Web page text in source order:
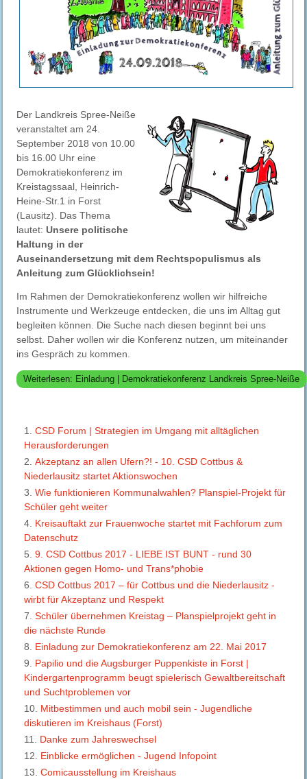
Der Landkreis Spree-Neiße
veranstaltet am 24.
September 2018 von 10.00
bis 16.00 Uhr eine
Demokratiekonferenz im
Kreistagssaal, Heinrich-
Heine-Str.1 in Forst
(Lausitz). Das Thema
lautet:Unsere politische
Haltung in der
Auseinandersetzung mit dem Rechtspopulismus als
Anleitung zum Glücklichsein!
Im Rahmen der Demokratiekonferenz wollen wir hilfreiche
Instrumente und Werkzeuge entdecken, die uns im Alltag gut
begleiten können. Die Suche nach diesen beginnt bei uns
selbst. Daher wollen wir die Konferenz nutzen, um miteinander
ins Gespräch zu kommen.
Weiterlesen: Einladung | Demokratiekonferenz Landkreis Spree-Neiße
CSD Forum | Strategien im Umgang mit alltäglichen
Herausforderungen
Akzeptanz an allen Ufern?! - 10. CSD Cottbus &
Niederlausitz startet Aktionswochen
Wie funktionieren Kommunalwahlen? Planspiel-Projekt für
Schüler geht weiter
Kreisauftakt zur Frauenwoche startet mit Fachforum zum
Datenschutz
9. CSD Cottbus 2017 - LIEBE IST BUNT - rund 30
Aktionen gegen Homo- und Trans*phobie
CSD Cottbus 2017 – für Cottbus und die Niederlausitz -
wirbt für Akzeptanz und Respekt
Schüler übernehmen Kreistag – Planspielprojekt geht in
die nächste Runde
Einladung zur Demokratiekonferenz am 22. Mai 2017
Papilio und die Augsburger Puppenkiste in Forst |
Kindergartenprogramm beugt spielerisch Gewaltbereitschaft
und Suchtproblemen vor
Mitbestimmen und auch mobil sein - Jugendliche
diskutieren im Kreishaus (Forst)
Danke zum Jahreswechsel
Einblicke ermöglichen - Jugend Infopoint
Comicausstellung im Kreishaus